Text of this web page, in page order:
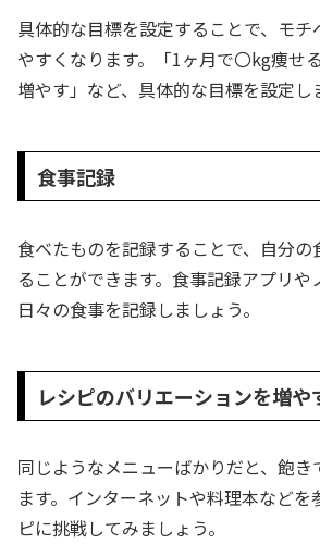
具体的な目標を設定することで、モチ
やすくなります。「1ヶ月で〇kg痩せ
増やす」など、具体的な目標を設定し
食事記録
食べたものを記録することで、自分
ることができます。食事記録アプリや
日々の食事を記録しましょう。
レシピのバリエーションを増や
同じようなメニューばかりだと、飽き
ます。インターネットや料理本など
ピに挑戦してみましょう。